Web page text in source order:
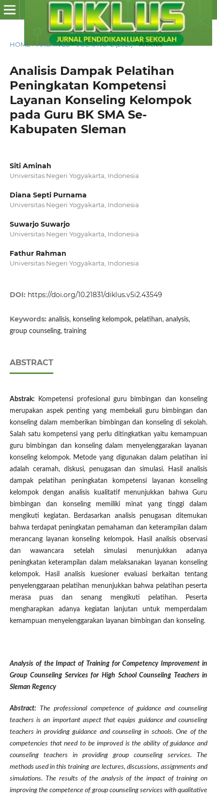
HOME / ARCHIVES / VOL. 5 NO. 2 (2021) / Articles
Analisis Dampak Pelatihan
Peningkatan Kompetensi
Layanan Konseling Kelompok
pada Guru BK SMA Se-
Kabupaten Sleman
Siti Aminah
Universitas Negeri Yogyakarta, Indonesia
Diana Septi Purnama
Universitas Negeri Yogyakarta, Indonesia
Suwarjo Suwarjo
Universitas Negeri Yogyakarta, Indonesia
Fathur Rahman
Universitas Negeri Yogyakarta, Indonesia
DOI: https://doi.org/10.21831/diklus.v5i2.43549
Keywords: analisis, konseling kelompok, pelatihan, analysis,
group counseling, training
ABSTRACT
Abstrak: Kompetensi profesional guru bimbingan dan konseling
merupakan aspek penting yang membekali guru bimbingan dan
konseling dalam memberikan bimbingan dan konseling di sekolah.
Salah satu kompetensi yang perlu ditingkatkan yaitu kemampuan
guru bimbingan dan konseling dalam menyelenggarakan layanan
konseling kelompok. Metode yang digunakan dalam pelatihan ini
adalah ceramah, diskusi, penugasan dan simulasi. Hasil analisis
dampak pelatihan peningkatan kompetensi layanan konseling
kelompok dengan analisis kualitatif menunjukkan bahwa Guru
bimbingan dan konseling memiliki minat yang tinggi dalam
mengikuti kegiatan. Berdasarkan analisis penugasan ditemukan
bahwa terdapat peningkatan pemahaman dan keterampilan dalam
merancang layanan konseling kelompok. Hasil analisis observasi
dan wawancara setelah simulasi menunjukkan adanya
peningkatan keterampilan dalam melaksanakan layanan konseling
kelompok. Hasil analisis kuesioner evaluasi berkaitan tentang
penyelenggaraan pelatihan menunjukkan bahwa pelatihan peserta
merasa puas dan senang mengikuti pelatihan. Peserta
mengharapkan adanya kegiatan lanjutan untuk memperdalam
kemampuan menyelenggarakan layanan bimbingan dan konseling.
Analysis of the Impact of Training for Competency Improvement in
Group Counseling Services for High School Counseling Teachers in
Sleman Regency
Abstract: The professional competence of guidance and counseling
teachers is an important aspect that equips guidance and counseling
teachers in providing guidance and counseling in schools. One of the
competencies that need to be improved is the ability of guidance and
counseling teachers in providing group counseling services. The
methods used in this training are lectures, discussions, assignments and
simulations. The results of the analysis of the impact of training on
improving the competence of group counseling services with qualitative